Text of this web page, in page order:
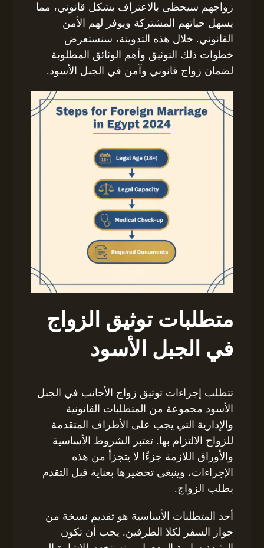
زواجهم سيحظى بالاعتراف بشكل قانوني، مما
يسهل حياتهم المشتركة ويوفر لهم الأمن
القانوني. خلال هذه التدوينة، سنستعرض
خطوات ذلك التوثيق وأهم الوثائق المطلوبة
لضمان زواج قانوني وآمن في الجبل الأسود.
متطلبات توثيق الزواج
في الجبل الأسود
تتطلب إجراءات توثيق زواج الأجانب في الجبل
الأسود مجموعة من المتطلبات القانونية
والإدارية التي يجب على الأطراف المتقدمة
للزواج الالتزام بها. تعتبر الشروط الأساسية
والأوراق اللازمة جزءًا لا يتجزأ من هذه
الإجراءات، وينبغي تحضيرها بعناية قبل التقدم
بطلب الزواج.
أحد المتطلبات الأساسية هو تقديم نسخة من
جواز السفر لكلا الطرفين. يجب أن تكون